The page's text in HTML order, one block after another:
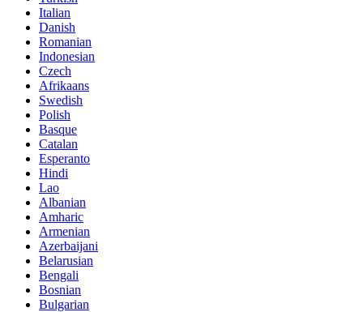
Italian
Danish
Romanian
Indonesian
Czech
Afrikaans
Swedish
Polish
Basque
Catalan
Esperanto
Hindi
Lao
Albanian
Amharic
Armenian
Azerbaijani
Belarusian
Bengali
Bosnian
Bulgarian